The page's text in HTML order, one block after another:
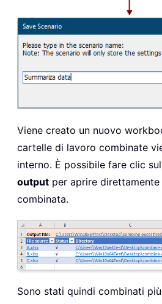
Viene creato un nuovo
cartelle di lavoro combinate
interno. È possibile fare clic
output per aprire
combinata.
Sono stati quindi combinati